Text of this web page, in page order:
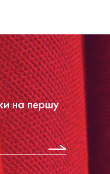
на першу